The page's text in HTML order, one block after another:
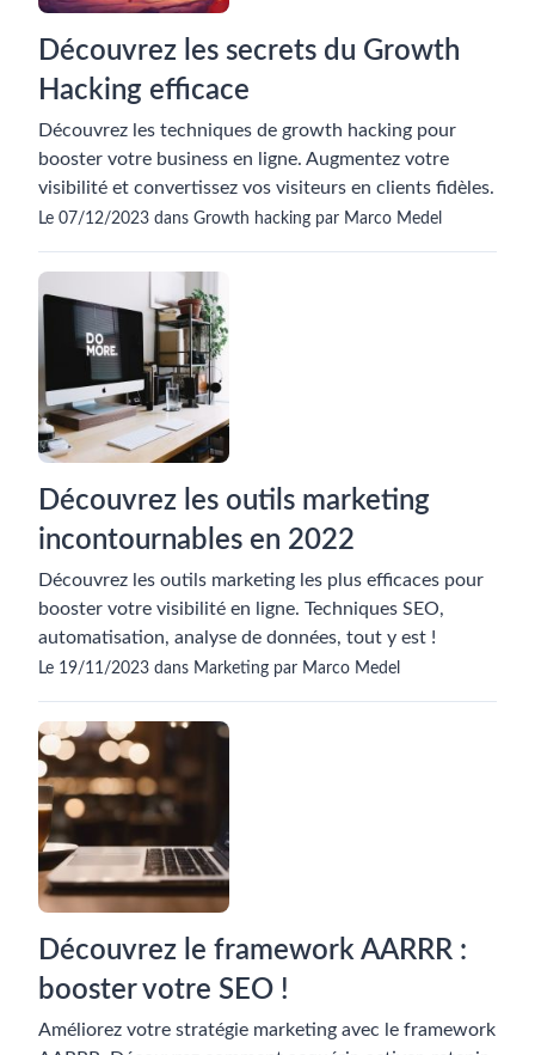
Découvrez les secrets du Growth
Hacking efficace
Découvrez les techniques de growth hacking pour
booster votre business en ligne. Augmentez votre
visibilité et convertissez vos visiteurs en clients fidèles.
Le 07/12/2023 dans Growth hacking par Marco Medel
Découvrez les outils marketing
incontournables en 2022
Découvrez les outils marketing les plus efficaces pour
booster votre visibilité en ligne. Techniques SEO,
automatisation, analyse de données, tout y est !
Le 19/11/2023 dans Marketing par Marco Medel
Découvrez le framework AARRR :
booster votre SEO !
Améliorez votre stratégie marketing avec le framework